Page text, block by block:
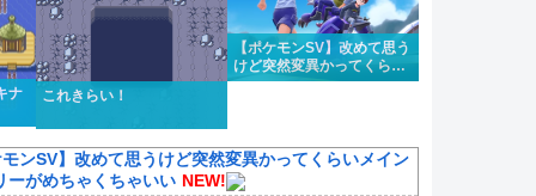
ナ これきらい！
【ポケモンSV】改めて思う
けど突然変異かってくらい
メインストーリーがめちゃ
ンSV】改めて思うけど突然変異かってくらいメイン
ーがめちゃくちゃいい NEW!